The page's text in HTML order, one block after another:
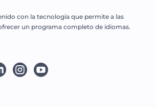
con la tecnología que permite a las
un programa completo de idiomas.
 